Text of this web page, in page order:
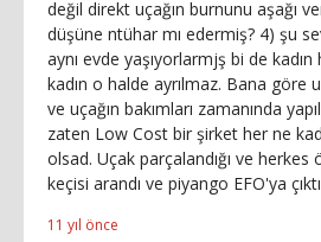
değil direkt uçağın burnunu aşağı
düşüne ntühar mı edermiş? 4) şu
aynı evde yaşıyorlarmjş bi de
kadın o halde ayrılmaz. Bana göre
ve uçağın bakımları zamanında
zaten Low Cost bir şirket her ne
olsad. Uçak parçalandığı ve herkes
keçisi arandı ve piyango EFO'ya
11 yıl önce